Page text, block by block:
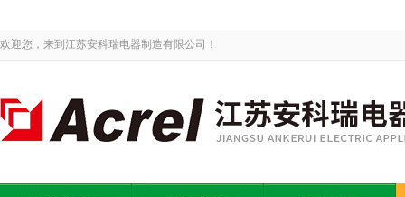
欢迎您，来到江苏安科瑞电器制造有限公司！